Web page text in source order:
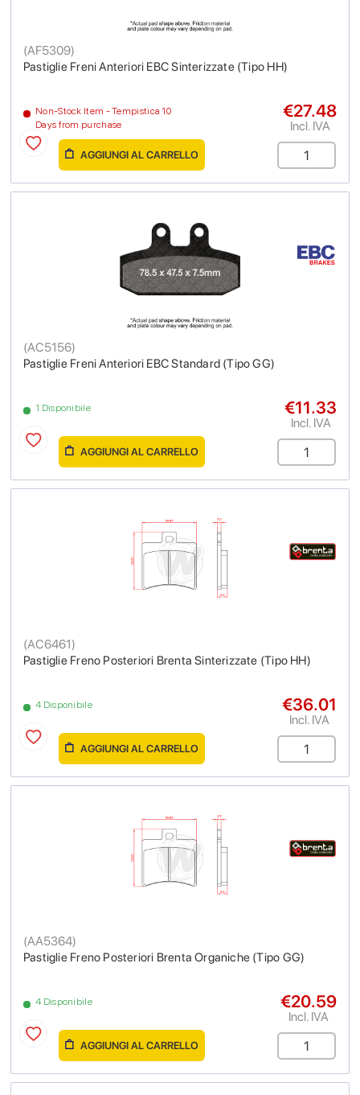
Pastiglie Freni Anteriori EBC Sinterizzate (Tipo HH)
(AF5309)
Non-Stock Item - Tempistica 10
Days from purchase
€27.48
Incl. IVA
AGGIUNGI AL CARRELLO
Pastiglie Freni Anteriori EBC Standard (Tipo GG)
(AC5156)
1 Disponibile €11.33
Incl. IVA
AGGIUNGI AL CARRELLO
Pastiglie Freno Posteriori Brenta Sinterizzate (Tipo HH)
(AC6461)
4 Disponibile €36.01
Incl. IVA
AGGIUNGI AL CARRELLO
Pastiglie Freno Posteriori Brenta Organiche (Tipo GG)
(AA5364)
4 Disponibile €20.59
Incl. IVA
AGGIUNGI AL CARRELLO